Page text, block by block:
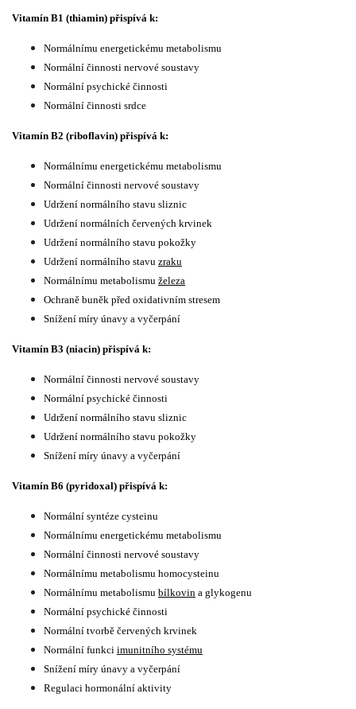
Vitamín B1 (thiamin) přispívá k:
Normál­nímu energetickému meta­bolismu
Normální činnosti nervové soustavy
Normální psychické činnosti
Normální činnosti srdce
Vitamín B2 (riboflavin) přispívá k:
Normál­nímu energetickému meta­bolismu
Normální činnosti nervové soustavy
Udržení normálního stavu sliznic
Udržení normálních červených krvi­nek
Udržení normálního stavu pokožky
Udržení normálního stavu zraku
Normál­nímu metabolismu železa
Ochraně buněk před oxidativním stre­sem
Snížení míry únavy a vyčer­pání
Vitamín B3 (niacin) přispívá k:
Normální činnosti nervové soustavy
Normální psychické činnosti
Udržení normálního stavu sliznic
Udržení normálního stavu pokožky
Snížení míry únavy a vyčerpání
Vitamín B6 (pyridoxal) přispívá k:
Normální syntéze cysteinu
Normálnímu energetic­kému metabolismu
Normální činnosti nervové soustavy
Normálnímu metabolismu homocysteinu
Normálnímu metabolismu bílkovin a glykogenu
Normální psychické činnosti
Normální tvorbě červených krvinek
Normální funkci imunit­ního systému
Snížení míry únavy a vyčer­pání
Regu­laci hormonální aktivity